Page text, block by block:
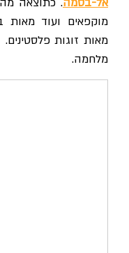
מוקפאים ועוד מאות
מאות זוגות
מלחמה.